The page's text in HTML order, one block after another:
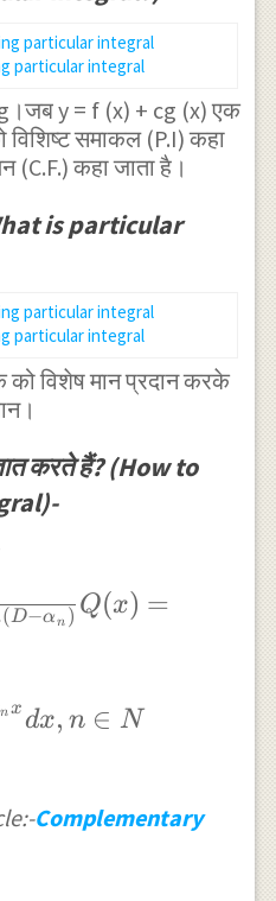
} dx
}^{
{
} dx
{
{
} dx
}{ 2
{
}^{
{ 1
} { e
-\frac {
3 } }{ e
\frac {
}{ 3 }
}{ 8 } {
-x
{ 1
} { e
-x
{ 1
} { e
-x }
particular integral
y = f (x) + cg (x) एक
विशिष्ट समाकल (P.I) कहा
कहा जाता है।
is particular
particular integral
को विशेष मान प्रदान करके
करते हैं? (How to
(D−αn ) Q(x) =
nxdx, n ∈ N
Complementary